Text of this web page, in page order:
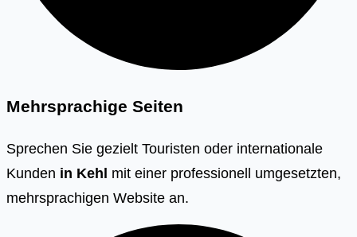
Mehrsprachige Seiten
Sprechen Sie gezielt Touristen oder internationale
Kunden in Kehl mit einer professionell umgesetzten,
mehrsprachigen Website an.